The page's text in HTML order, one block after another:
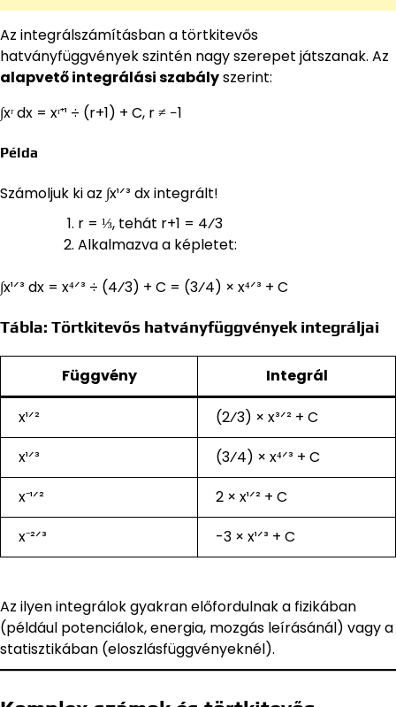
Az integrálszámításban a törtkitevős
hatványfüggvények szintén nagy szerepet játszanak. Az
alapvető integrálási szabályszerint:
∫xʳ dx = xʳ⁺¹ ÷ (r+1) + C, r ≠ −1
Példa
Számoljuk ki az ∫x¹ᐟ³ dx integrált!
r = ⅓, tehát r+1 = 4⁄3
Alkalmazva a képletet:
∫x¹ᐟ³ dx = x⁴ᐟ³ ÷ (4⁄3) + C = (3⁄4) × x⁴ᐟ³ + C
Tábla: Törtkitevős hatványfüggvények integráljai
Függvény Integrál
x¹ᐟ²
(2⁄3) × x³ᐟ² + C
x¹ᐟ³
(3⁄4) × x⁴ᐟ³ + C
x⁻¹ᐟ²
2 × x¹ᐟ² + C
x⁻²ᐟ³
-3 × x¹ᐟ³ + C
Az ilyen integrálok gyakran előfordulnak a fizikában
(például potenciálok, energia, mozgás leírásánál) vagy a
statisztikában (eloszlásfüggvényeknél).